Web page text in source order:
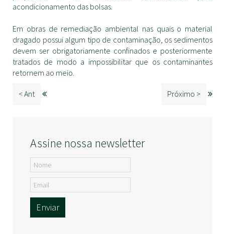
acondicionamento das bolsas.
Em obras de remediação ambiental nas quais o material
dragado possui algum tipo de contaminação, os sedimentos
devem ser obrigatoriamente confinados e posteriormente
tratados de modo a impossibilitar que os contaminantes
retornem ao meio.
< Ant Próximo >
Assine nossa newsletter
Enviar